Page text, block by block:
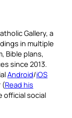
Gallery, a
in multiple
Bible plans,
since 2013.
Android/iOS
(Read his
official social